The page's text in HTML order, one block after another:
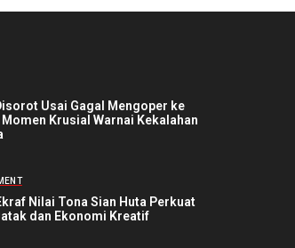
Usai Gagal Mengoper ke
Momen Krusial Warnai Kekalahan
Nilai Tona Sian Huta Perkuat
dan Ekonomi Kreatif